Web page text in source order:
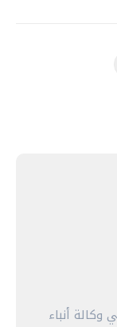
أنباء